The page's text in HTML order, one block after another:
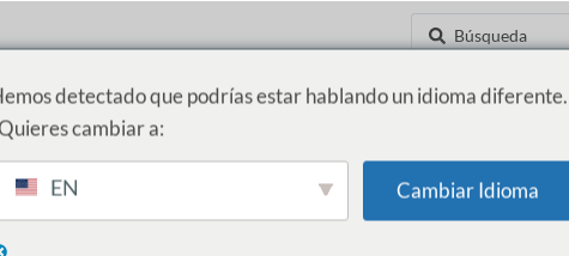
EN
INNOVACIÓN Y NUEVOS NEGOCIOS NOTICIAS CONTÁCTANOS
detectado que podrías estar hablando un idioma diferente.
cambiar a:
EN Cambiar Idioma